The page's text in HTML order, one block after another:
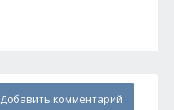
Добавить комментарий